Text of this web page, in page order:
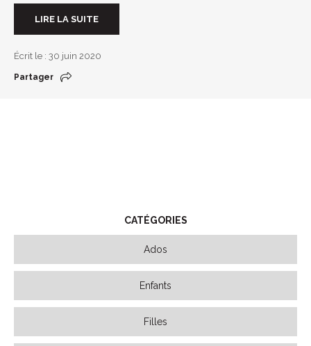
LIRE LA SUITE
Écrit le : 30 juin 2020
Partager
CATÉGORIES
Ados
Enfants
Filles